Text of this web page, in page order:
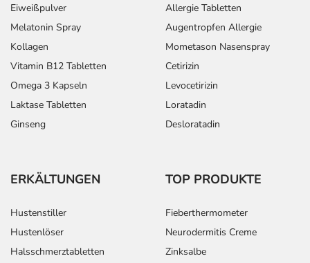
Eiweißpulver
Melatonin Spray
Kollagen
Vitamin B12 Tabletten
Omega 3 Kapseln
Laktase Tabletten
Ginseng
Allergie Tabletten
Augentropfen Allergie
Mometason Nasenspray
Cetirizin
Levocetirizin
Loratadin
Desloratadin
ERKÄLTUNGEN
Hustenstiller
Hustenlöser
Halsschmerztabletten
TOP PRODUKTE
Fieberthermometer
Neurodermitis Creme
Zinksalbe